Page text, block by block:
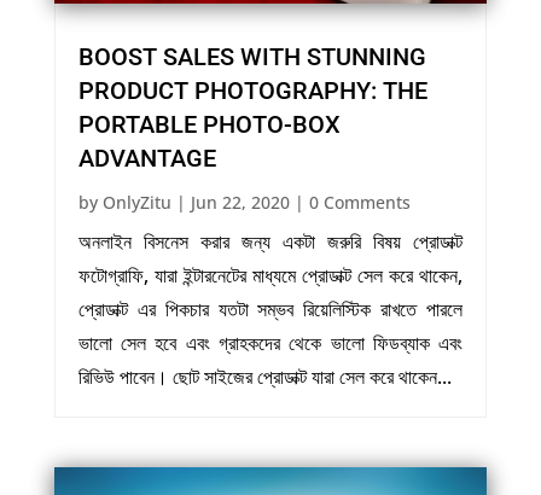
BOOST SALES WITH STUNNING
PRODUCT PHOTOGRAPHY: THE
PORTABLE PHOTO-BOX
ADVANTAGE
by OnlyZitu | Jun 22, 2020| 0 Comments
অনলাইন বিসনেস করার জন্য একটা জরুরি বিষয় প্রোডাক্ট
ফটোগ্রাফি, যারা ইন্টারনেটের মাধ্যমে প্রোডাক্ট সেল করে থাকেন,
প্রোডাক্ট এর পিকচার যতটা সম্ভব রিয়েলিস্টিক রাখতে পারলে
ভালো সেল হবে এবং গ্রাহকদের থেকে ভালো ফিডব্যাক এবং
রিভিউ পাবেন। ছোট সাইজের প্রোডাক্ট যারা সেল করে থাকেন...